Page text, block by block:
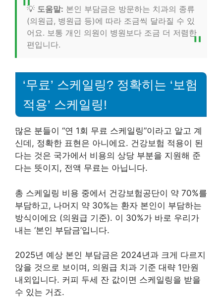
💡 도움말: 본인 부담금은 방문하는 치과의 종류
(의원급, 병원급 등)에 따라 조금씩 달라질 수 있
어요. 보통 개인 의원이 병원보다 조금 더 저렴한
편입니다.
‘무료’ 스케일링? 정확히는 ‘보험
적용’ 스케일링!
많은 분들이 “연 1회 무료 스케일링”이라고 알고 계
신데, 정확한 표현은 아니에요. 건강보험 적용이 된
다는 것은 국가에서 비용의 상당 부분을 지원해 준
다는 뜻이지, 전액 무료는 아닙니다.
총 스케일링 비용 중에서 건강보험공단이 약 70%를
부담하고, 나머지 약 30%는 환자 본인이 부담하는
방식이에요 (의원급 기준). 이 30%가 바로 우리가
내는 ‘본인 부담금’입니다.
2025년 예상 본인 부담금은 2024년과 크게 다르지
않을 것으로 보이며, 의원급 치과 기준 대략 1만원
내외입니다. 커피 두세 잔 값이면 스케일링을 받을
수 있는 거죠.